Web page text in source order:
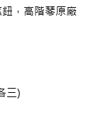
，高階琴原廠
三)